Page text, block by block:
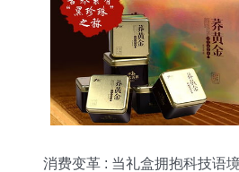
消费变革 : 当礼盒拥抱科技语